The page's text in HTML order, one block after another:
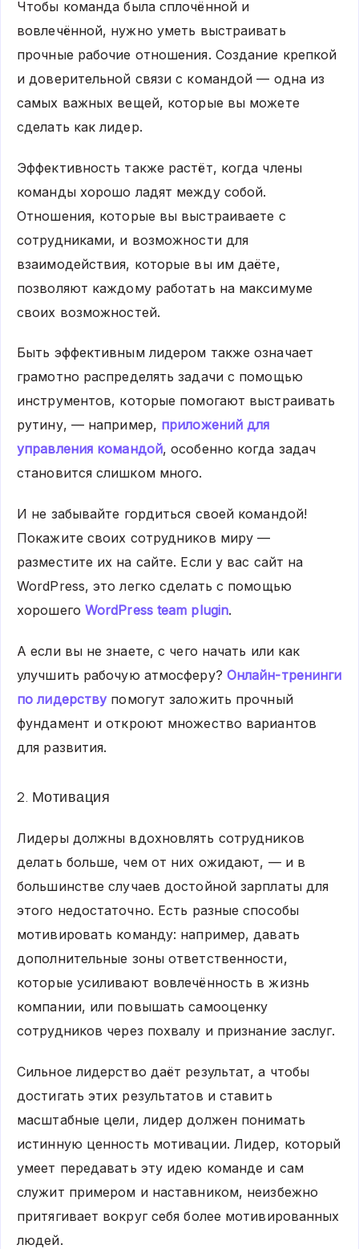
Чтобы команда была сплочённой и
вовлечённой, нужно уметь выстраивать
прочные рабочие отношения. Создание крепкой
и доверительной связи с командой — одна из
самых важных вещей, которые вы можете
сделать как лидер.
Эффективность также растёт, когда члены
команды хорошо ладят между собой.
Отношения, которые вы выстраиваете с
сотрудниками, и возможности для
взаимодействия, которые вы им даёте,
позволяют каждому работать на максимуме
своих возможностей.
Быть эффективным лидером также означает
грамотно распределять задачи с помощью
инструментов, которые помогают выстраивать
рутину, — например, приложений для
управления командой, особенно когда задач
становится слишком много.
И не забывайте гордиться своей командой!
Покажите своих сотрудников миру —
разместите их на сайте. Если у вас сайт на
WordPress, это легко сделать с помощью
хорошего WordPress team plugin.
А если вы не знаете, с чего начать или как
улучшить рабочую атмосферу? Онлайн-тренинги
по лидерствупомогут заложить прочный
фундамент и откроют множество вариантов
для развития.
2. Мотивация
Лидеры должны вдохновлять сотрудников
делать больше, чем от них ожидают, — и в
большинстве случаев достойной зарплаты для
этого недостаточно. Есть разные способы
мотивировать команду: например, давать
дополнительные зоны ответственности,
которые усиливают вовлечённость в жизнь
компании, или повышать самооценку
сотрудников через похвалу и признание заслуг.
Сильное лидерство даёт результат, а чтобы
достигать этих результатов и ставить
масштабные цели, лидер должен понимать
истинную ценность мотивации. Лидер, который
умеет передавать эту идею команде и сам
служит примером и наставником, неизбежно
притягивает вокруг себя более мотивированных
людей.